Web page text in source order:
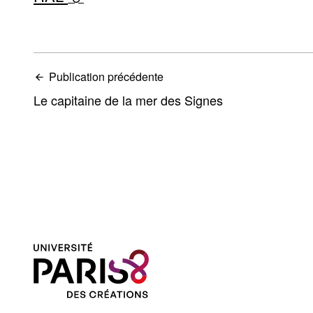
Publication précédente
Le capitaine de la mer des Signes